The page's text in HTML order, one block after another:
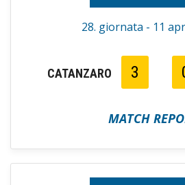
28. giornata - 11
CATANZARO 3
MATCH